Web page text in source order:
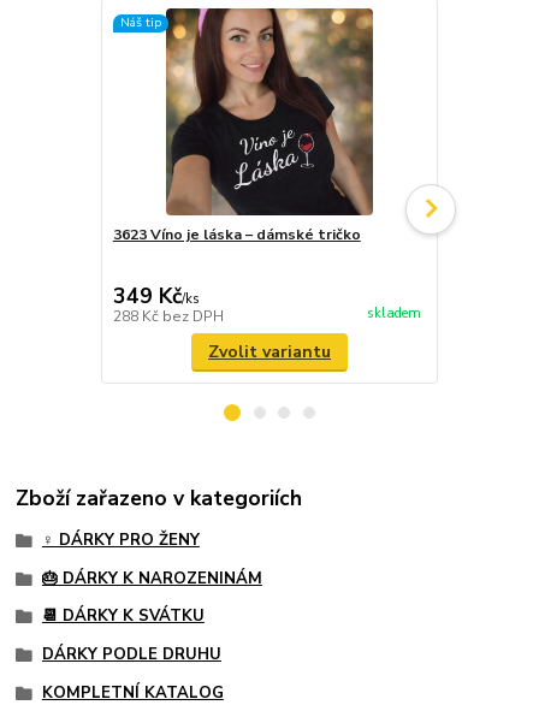
Náš tip
3623 Víno je láska – dámské tričko
349 Kč/ks
288 Kč bez DPH skladem
Zvolit variantu
Zboží zařazeno v kategoriích
♀️ DÁRKY PRO ŽENY
🎂 DÁRKY K NAROZENINÁM
📆 DÁRKY K SVÁTKU
DÁRKY PODLE DRUHU
KOMPLETNÍ KATALOG